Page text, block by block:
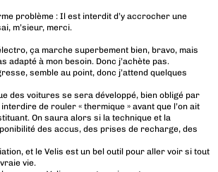
problème : Il est interdit d’y accrocher une
m’sieur, merci.
ça marche superbement bien, bravo, mais
adapté à mon besoin. Donc j’achète pas.
semble au point, donc j’attend quelques
des voitures se sera développé, bien obligé par
de rouler « thermique » avant que l’on ait
On saura alors si la technique et la
des accus, des prises de recharge, des
et le Velis est un bel outil pour aller voir si tout
vie.